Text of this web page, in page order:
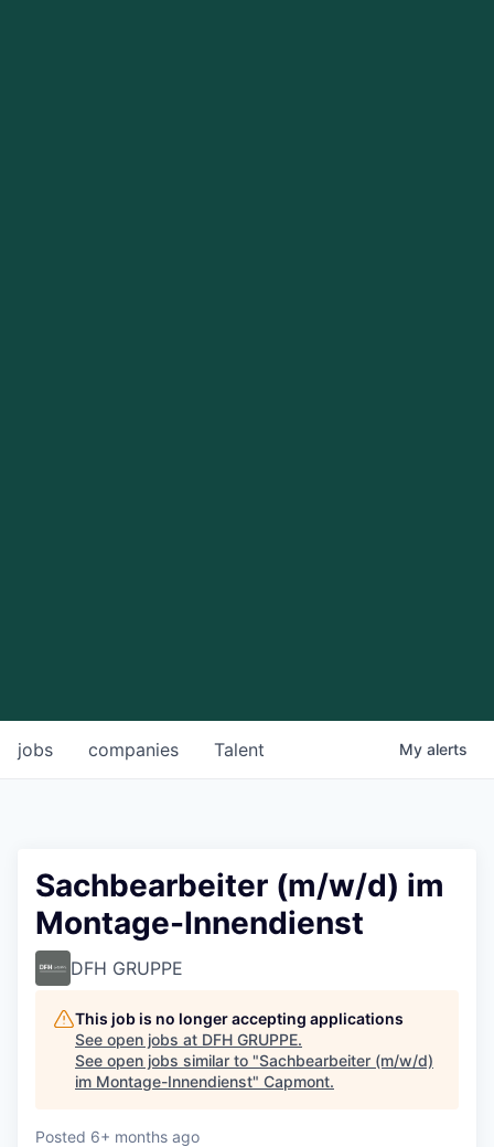
jobs companies Talent My alerts
Sachbearbeiter (m/w/d) im
Montage-Innendienst
DFH GRUPPE
This job is no longer accepting applications
See open jobs at DFH GRUPPE.
See open jobs similar to "Sachbearbeiter (m/w/d)
im Montage-Innendienst" Capmont.
Posted 6+ months ago